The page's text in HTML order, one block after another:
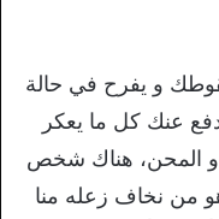
و يفرح في حالة
عنك كل ما يعكر
و المحن، هناك شخص
من نخاف زعله منا